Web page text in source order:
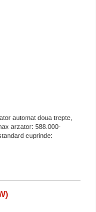
automat doua trepte,
arzator: 588.000-
standard cuprinde: